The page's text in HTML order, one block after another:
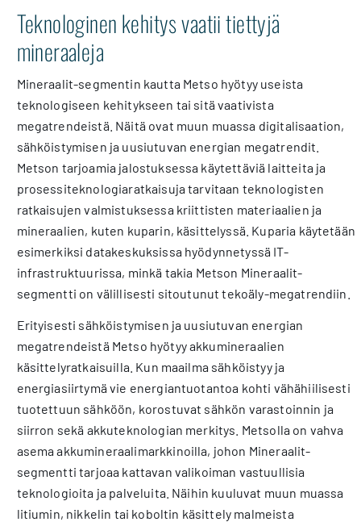
Teknologinen kehitys vaatii tiettyjä
mineraaleja
Mineraalit-segmentin kautta Metso hyötyy useista
teknologiseen kehitykseen tai sitä vaativista
megatrendeistä. Näitä ovat muun muassa digitalisaation,
sähköistymisen ja uusiutuvan energian megatrendit.
Metson tarjoamia jalostuksessa käytettäviä laitteita ja
prosessiteknologiaratkaisuja tarvitaan teknologisten
ratkaisujen valmistuksessa kriittisten materiaalien ja
mineraalien, kuten kuparin, käsittelyssä. Kuparia käytetään
esimerkiksi datakeskuksissa hyödynnetyssä IT-
infrastruktuurissa, minkä takia Metson Mineraalit-
segmentti on välillisesti sitoutunut tekoäly-megatrendiin.
Erityisesti sähköistymisen ja uusiutuvan energian
megatrendeistä Metso hyötyy akkumineraalien
käsittelyratkaisuilla. Kun maailma sähköistyy ja
energiasiirtymä vie energiantuotantoa kohti vähähiilisesti
tuotettuun sähköön, korostuvat sähkön varastoinnin ja
siirron sekä akkuteknologian merkitys. Metsolla on vahva
asema akkumineraalimarkkinoilla, johon Mineraalit-
segmentti tarjoaa kattavan valikoiman vastuullisia
teknologioita ja palveluita. Näihin kuuluvat muun muassa
litiumin, nikkelin tai koboltin käsittely malmeista